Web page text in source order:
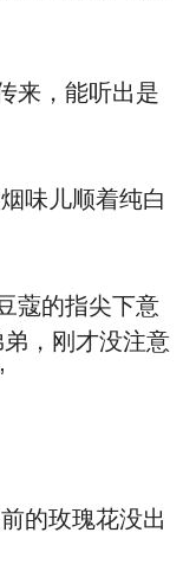
来，能听出是
味儿顺着纯白
蔻的指尖下意
，刚才没注意
的玫瑰花没出